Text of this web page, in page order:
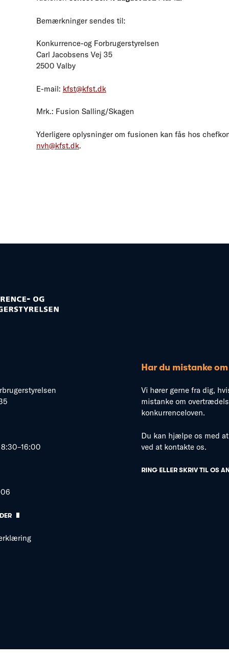
Bemærkninger sendes til:
Konkurrence-og Forbrugerstyrelsen
Carl Jacobsens Vej 35
2500 Valby
E-mail: kfst@kfst.dk
Mrk.: Fusion Salling/Skagen
Yderligere oplysninger om fusionen kan fås hos
nvh@kfst.dk.
Har du mistanke
Vi hører gerne fra dig,
mistanke om
konkurrenceloven.
Du kan hjælpe os med
ved at kontakte os.
RING ELLER SKRIV TIL OS